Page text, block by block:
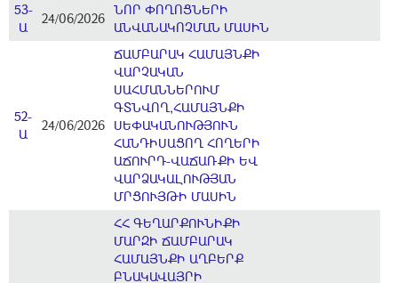
53-
Ա
24/06/2026
ՆՈՐ ՓՈՂՈՑՆԵՐԻ
ԱՆՎԱՆԱԿՈՉՄԱՆ ՄԱՍԻՆ
52-
Ա
24/06/2026
ՃԱՄԲԱՐԱԿ ՀԱՄԱՅՆՔԻ
ՎԱՐՉԱԿԱՆ
ՍԱՀՄԱՆՆԵՐՈՒՄ
ԳՏՆՎՈՂ,ՀԱՄԱՅՆՔԻ
ՍԵՓԱԿԱՆՈՒԹՅՈՒՆ
ՀԱՆԴԻՍԱՑՈՂ ՀՈՂԵՐԻ
ԱՃՈՒՐԴ-ՎԱՃԱՌՔԻ ԵՎ
ՎԱՐՁԱԿԱԼՈՒԹՅԱՆ
ՄՐՑՈՒՅԹԻ ՄԱՍԻՆ
ՀՀ ԳԵՂԱՐՔՈՒՆԻՔԻ
ՄԱՐԶԻ ՃԱՄԲԱՐԱԿ
ՀԱՄԱՅՆՔԻ ԱՂԲԵՐՔ
ԲՆԱԿԱՎԱՅՐԻ